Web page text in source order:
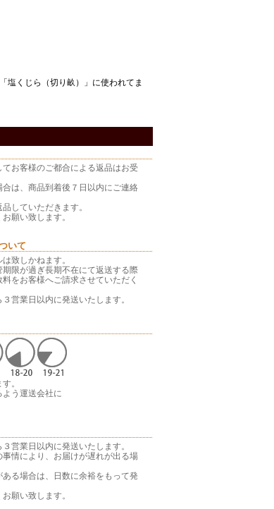
塩くじら（切り畝）
」に使われてま
お客様のご都合による返品はお受
は、商品到着後７日以内にご連絡
していただきます。
願い致します。
いて
致しかねます。
限が過ぎ長期不在にて返送する際
をお客様へご請求させていただく
営業日以内に発送いたします。
。
う運送会社に
営業日以内に発送いたします。
情により、お届けが遅れが出る場
る場合は、日数に余裕をもって発
願い致します。